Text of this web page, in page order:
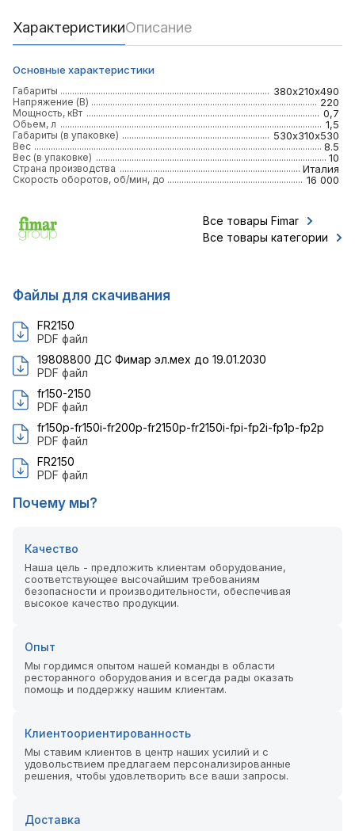
ХарактеристикиОписание
Основные характеристики
Габариты 380х210х490
Напряжение (В) 220
Мощность, кВт 0,7
Обьем, л 1,5
Габариты (в упаковке) 530х310х530
Вес 8.5
Вес (в упаковке) 10
Страна производства Италия
Скорость оборотов, об/мин, до 16 000
Все товары Fimar
Все товары категории
Файлы для скачивания
FR2150
PDF файл
19808800 ДС Фимар эл.мех до 19.01.2030
PDF файл
fr150-2150
PDF файл
fr150p-fr150i-fr200p-fr2150p-fr2150i-fpi-fp2i-fp1p-fp2p
PDF файл
FR2150
PDF файл
Почему мы?
Качество
Наша цель - предложить клиентам оборудование,
соответствующее высочайшим требованиям
безопасности и производительности, обеспечивая
высокое качество продукции.
Опыт
Мы гордимся опытом нашей команды в области
ресторанного оборудования и всегда рады оказать
помощь и поддержку нашим клиентам.
Клиентоориентированность
Мы ставим клиентов в центр наших усилий и с
удовольствием предлагаем персонализированные
решения, чтобы удовлетворить все ваши запросы.
Доставка